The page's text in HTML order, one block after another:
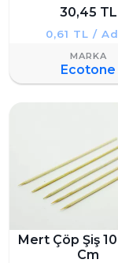
30,45 TL
0,61 TL /
Ecotone
Mert Çöp Şiş
Cm